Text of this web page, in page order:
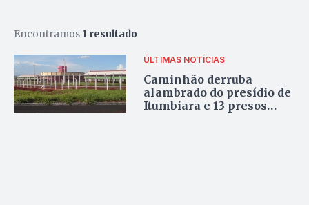
Encontramos 1 resultado
ÚLTIMAS NOTÍCIAS
Caminhão derruba
alambrado do presídio de
Itumbiara e 13 presos